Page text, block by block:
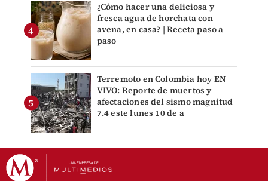
¿Cómo hacer una deliciosa y
fresca agua de horchata con
avena, en casa? | Receta paso a
paso
Terremoto en Colombia hoy EN
VIVO: Reporte de muertos y
afectaciones del sismo magnitud
7.4 este lunes 10 de a